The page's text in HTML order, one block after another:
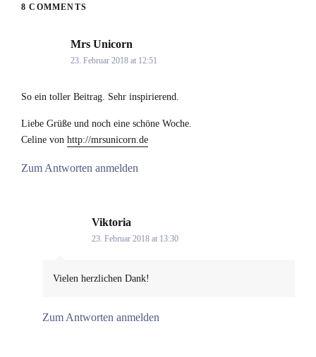
8 COMMENTS
Mrs Unicorn
23. Februar 2018 at 12:51
So ein toller Beitrag. Sehr inspirierend.
Liebe Grüße und noch eine schöne Woche.
Celine von http://mrsunicorn.de
Zum Antworten anmelden
Viktoria
23. Februar 2018 at 13:30
Vielen herzlichen Dank!
Zum Antworten anmelden